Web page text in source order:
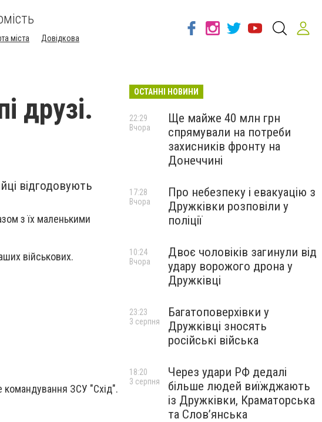
міста Довідкова
друзі.
відгодовують
з їх маленькими
військових.
командування ЗСУ "Схід".
ОСТАННІ НОВИНИ
Ще майже 40 млн грн
спрямували на потреби
захисників фронту на
Донеччині
22:29
Вчора
Про небезпеку і евакуацію з
Дружківки розповіли у
поліції
17:28
Вчора
Двоє чоловіків загинули від
удару ворожого дрона у
Дружківці
10:24
Вчора
Багатоповерхівки у
Дружківці зносять
російські війська
23:23
3 серпня
Через удари РФ дедалі
більше людей виїжджають
із Дружківки, Краматорська
та Слов’янська
18:20
3 серпня